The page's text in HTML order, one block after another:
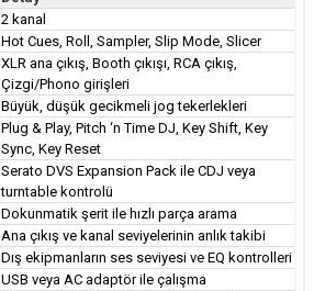
2 kanal
Hot Cues, Roll, Sampler, Slip Mode, Slicer
XLR ana çıkış, Booth çıkışı, RCA çıkış,
Çizgi/Phono girişleri
Büyük, düşük gecikmeli jog tekerlekleri
Plug & Play, Pitch ‘n Time DJ, Key Shift, Key
Sync, Key Reset
Serato DVS Expansion Pack ile CDJ veya
turntable kontrolü
Dokunmatik şerit ile hızlı parça arama
Ana çıkış ve kanal seviyelerinin anlık takibi
Dış ekipmanların ses seviyesi ve EQ kontrolleri
USB veya AC adaptör ile çalışma